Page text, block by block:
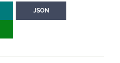
JSON